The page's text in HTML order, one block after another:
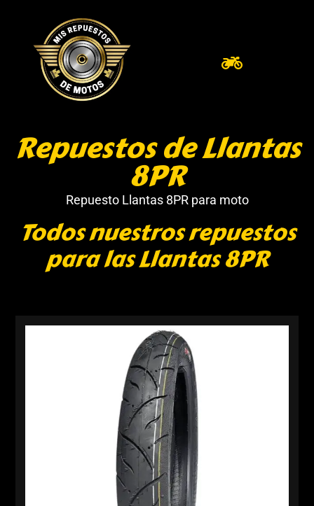
Repuestos de Llantas
8PR
Repuesto Llantas 8PR para moto
Todos nuestros repuestos
para las Llantas 8PR